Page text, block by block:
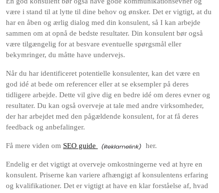
være i stand til at lytte til dine behov og ønsker. Det er vigtigt, at du
har en åben og ærlig dialog med din konsulent, så I kan arbejde
sammen om at opnå de bedste resultater. Din konsulent bør også
være tilgængelig for at besvare eventuelle spørgsmål eller
bekymringer, du måtte have undervejs.
Når du har identificeret potentielle konsulenter, kan det være en
god idé at bede om referencer eller at se eksempler på deres
tidligere arbejde. Dette vil give dig en bedre idé om deres evner og
resultater. Du kan også overveje at tale med andre virksomheder,
der har arbejdet med den pågældende konsulent, for at få deres
feedback og anbefalinger.
Få mere viden om SEO guide her.
Endelig er det vigtigt at overveje omkostningerne ved at hyre en
konsulent. Priserne kan variere afhængigt af konsulentens erfaring
og kvalifikationer. Det er vigtigt at have en klar forståelse af, hvad